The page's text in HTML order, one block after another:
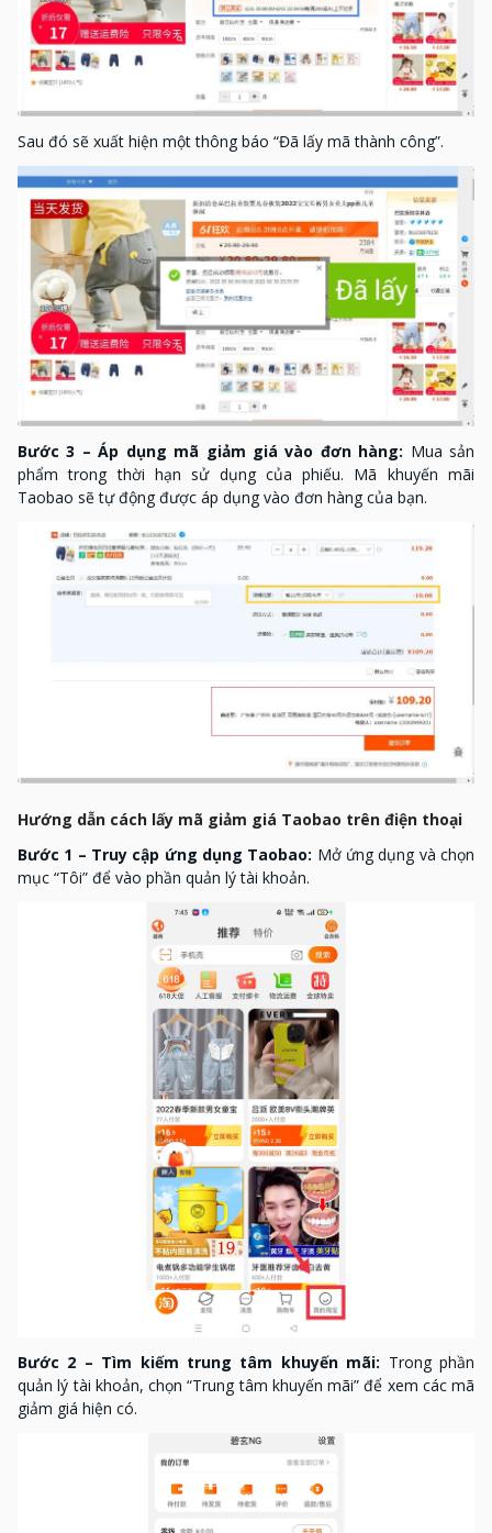
Sau đó sẽ xuất hiện một thông báo “Đã lấy mã thành công”.
Bước 3 – Áp dụng mã giảm giá vào đơn hàng: Mua sản
phẩm trong thời hạn sử dụng của phiếu. Mã khuyến mãi
Taobao sẽ tự động được áp dụng vào đơn hàng của bạn.
Hướng dẫn cách lấy mã giảm giá Taobao trên điện thoại
Bước 1 – Truy cập ứng dụng Taobao: Mở ứng dụng và chọn
mục “Tôi” để vào phần quản lý tài khoản.
Bước 2 – Tìm kiếm trung tâm khuyến mãi: Trong phần
quản lý tài khoản, chọn “Trung tâm khuyến mãi” để xem các mã
giảm giá hiện có.